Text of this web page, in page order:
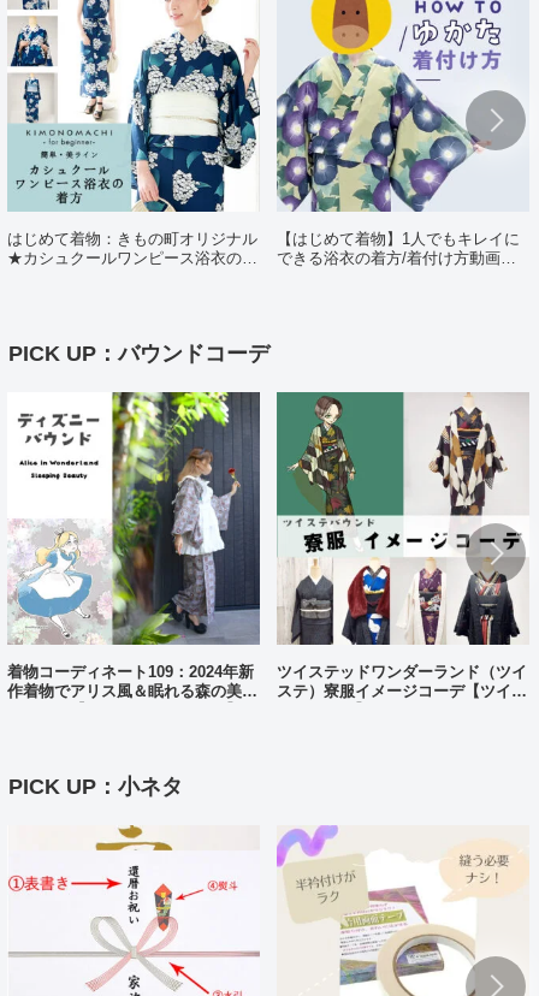
はじめて着物：きもの町オリジナル
★カシュクールワンピース浴衣の着
【はじめて着物】1人でもキレイに
できる浴衣の着方/着付け方動画ポ
PICK UP：バウンドコーデ
着物コーディネート109：2024年新
作着物でアリス風＆眠れる森の美女
ツイステッドワンダーランド（ツイ
ステ）寮服イメージコーデ【ツイス
PICK UP：小ネタ